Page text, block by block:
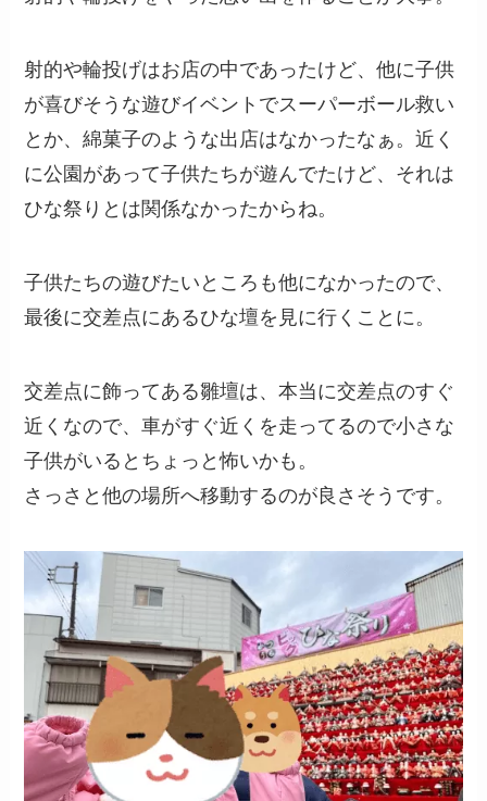
射的や輪投げはお店の中であったけど、他に子供
が喜びそうな遊びイベントでスーパーボール救い
とか、綿菓子のような出店はなかったなぁ。近く
に公園があって子供たちが遊んでたけど、それは
ひな祭りとは関係なかったからね。
子供たちの遊びたいところも他になかったので、
最後に交差点にあるひな壇を見に行くことに。
交差点に飾ってある雛壇は、本当に交差点のすぐ
近くなので、車がすぐ近くを走ってるので小さな
子供がいるとちょっと怖いかも。
さっさと他の場所へ移動するのが良さそうです。